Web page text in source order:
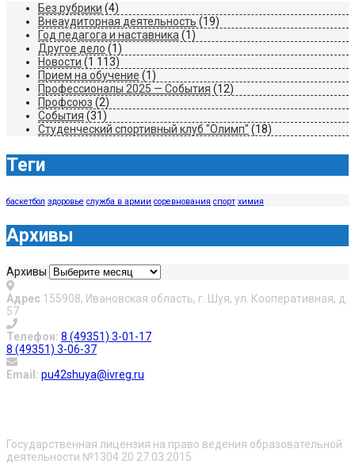
Без рубрики (4)
Внеаудиторная деятельность (19)
Год педагога и наставника (1)
Другое дело (1)
Новости (1 113)
Прием на обучение (1)
Профессионалы 2025 — События (12)
Профсоюз (2)
События (31)
Студенческий спортивный клуб "Олимп" (18)
Теги
баскетбол здоровье служба в армии соревнования спорт химия
Архивы
Архивы
Адрес 155908, Ивановская область, г. Шуя, ул. Кооперативная, д.
57
Телефон: 8 (49351) 3-01-17
8 (49351) 3-06-37
Email: pu42shuya@ivreg.ru
Государственная лицензия на право ведения образовательной
деятельности №1304 20 27.03.2015